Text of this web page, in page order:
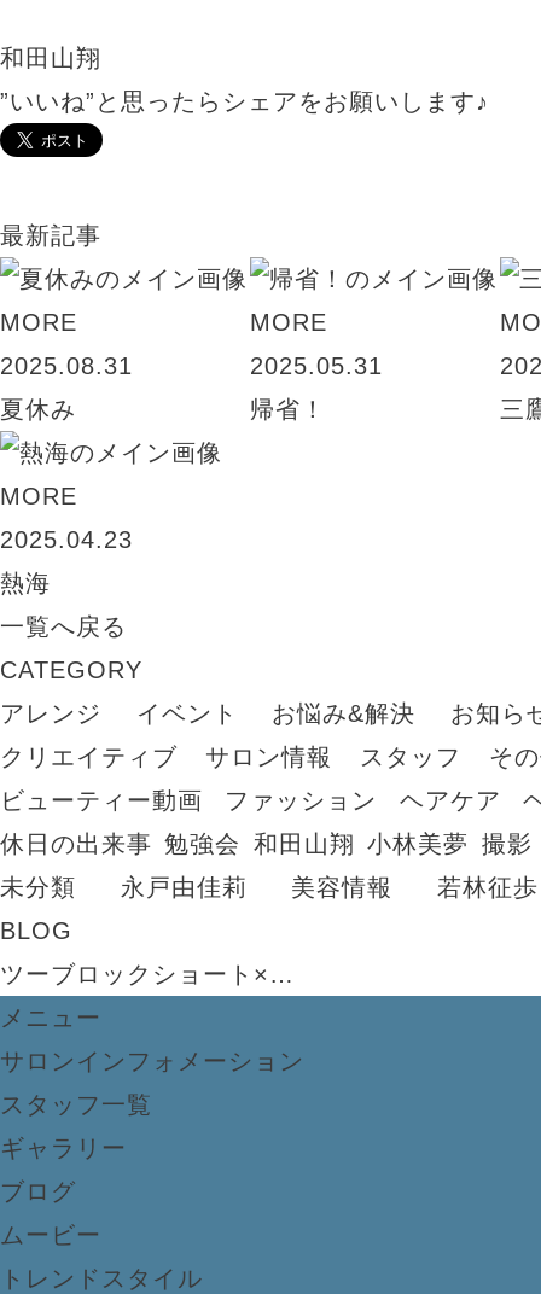
和田山翔
”いいね”と思ったらシェアをお願いします♪
最新記事
MORE
2025.08.31
夏休み
MORE
2025.05.31
帰省！
三
MORE
2025.04.23
熱海
一覧へ戻る
CATEGORY
アレンジ
イベント お悩み&解決
お知ら
クリエイティブ
サロン情報 スタッフ
そ
ビューティー動画
ファッション ヘアケア
休日の出来事 勉強会 和田山翔 小林美夢 撮影
未分類
永戸由佳莉 美容情報
若林征歩
BLOG
ツーブロックショート×…
メニュー
サロンインフォメーション
スタッフ一覧
ギャラリー
ブログ
ムービー
トレンドスタイル